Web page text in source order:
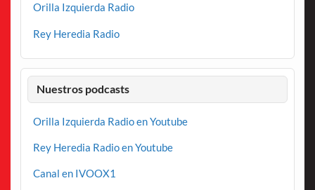
Orilla Izquierda Radio
Rey Heredia Radio
Nuestros podcasts
Orilla Izquierda Radio en Youtube
Rey Heredia Radio en Youtube
Canal en IVOOX1